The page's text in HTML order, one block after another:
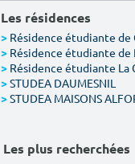
Les résidences
> Résidence étudiante de
> Résidence étudiante de
> Résidence étudiante La
>STUDEA DAUMESNIL
>STUDEA MAISONS
Les plus recherchées